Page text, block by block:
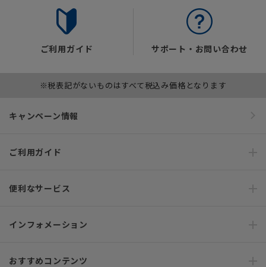
ご利用ガイド サポート・お問い合わせ
※税表記がないものはすべて税込み価格となります
キャンペーン情報
ご利用ガイド
便利なサービス
インフォメーション
おすすめコンテンツ